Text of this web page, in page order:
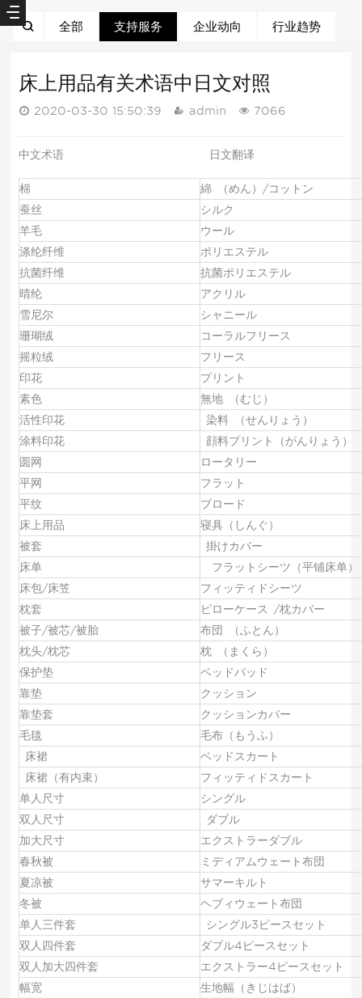
全部 支持服务 企业动向 行业趋势
床上用品有关术语中日文对照
2020-03-30 15:50:39 admin 7066
中文术语 日文翻译
棉
綿 （めん）/コットン
蚕丝
シルク
羊毛
ウール
涤纶纤维
ポリエステル
抗菌纤维
抗菌ポリエステル
晴纶
アクリル
雪尼尔
シャニール
珊瑚绒
コーラルフリース
摇粒绒
フリース
印花
プリント
素色
無地 （むじ）
活性印花
染料 （せんりょう）
涂料印花
顔料プリント（がんりょう）
圆网
ロータリー
平网
フラット
平纹
ブロード
床上用品
寝具（しんぐ）
被套
掛けカバー
床单
フラット シーツ （平铺床单）
床包/床笠
フィッティドシーツ
枕套
ピローケース /枕カバー
被子/被芯/被胎
布団 （ふとん）
枕头/枕芯
枕 （まくら）
保护垫
ベッドパッド
靠垫
クッション
靠垫套
クッションカバー
毛毯
毛布（もうふ）
床裙
ベッドスカート
床裙（有内束）
フィッティドスカート
单人尺寸
シングル
双人尺寸
ダブル
加大尺寸
エクストラーダブル
春秋被
ミディアムウェート布団
夏凉被
サマーキルト
冬被
ヘブィウェート布団
单人三件套
シングル3ピースセット
双人四件套
ダブル4ピースセット
双人加大四件套
エクストラー4ピースセット
幅宽
生地幅（きじはば）